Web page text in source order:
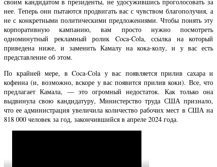
нее. Теперь они пытаются продвигать вас с чувством благополучия, а
не с конкретными политическими предложениями. Чтобы понять эту
корпоративную кампанию, вам просто нужно посмотреть
одноминутный рекламный ролик Coca-Cola, ссылка на который
приведена ниже, и заменить Камалу на кока-колу, и у вас есть
представление об этом.
По крайней мере, в Coca-Cola у вас появляется прилив сахара и
кофеина (и, возможно, вскоре у вас появится прилив коки). Все, что
предлагает Камала, — это огромный недостаток. Как только она
выдвинула свою кандидатуру, Министерство труда США признало,
что ее администрация увеличила количество рабочих мест в США на
818 000 человек за год, закончившийся в апреле 2024 года.